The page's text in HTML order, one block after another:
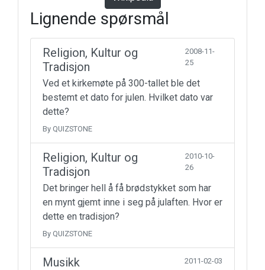
Lignende spørsmål
Religion, Kultur og
Tradisjon
2008-11-
25
Ved et kirkemøte på 300-tallet ble det
bestemt et dato for julen. Hvilket dato var
dette?
By QUIZSTONE
Religion, Kultur og
Tradisjon
2010-10-
26
Det bringer hell å få brødstykket som har
en mynt gjemt inne i seg på julaften. Hvor er
dette en tradisjon?
By QUIZSTONE
Musikk 2011-02-03